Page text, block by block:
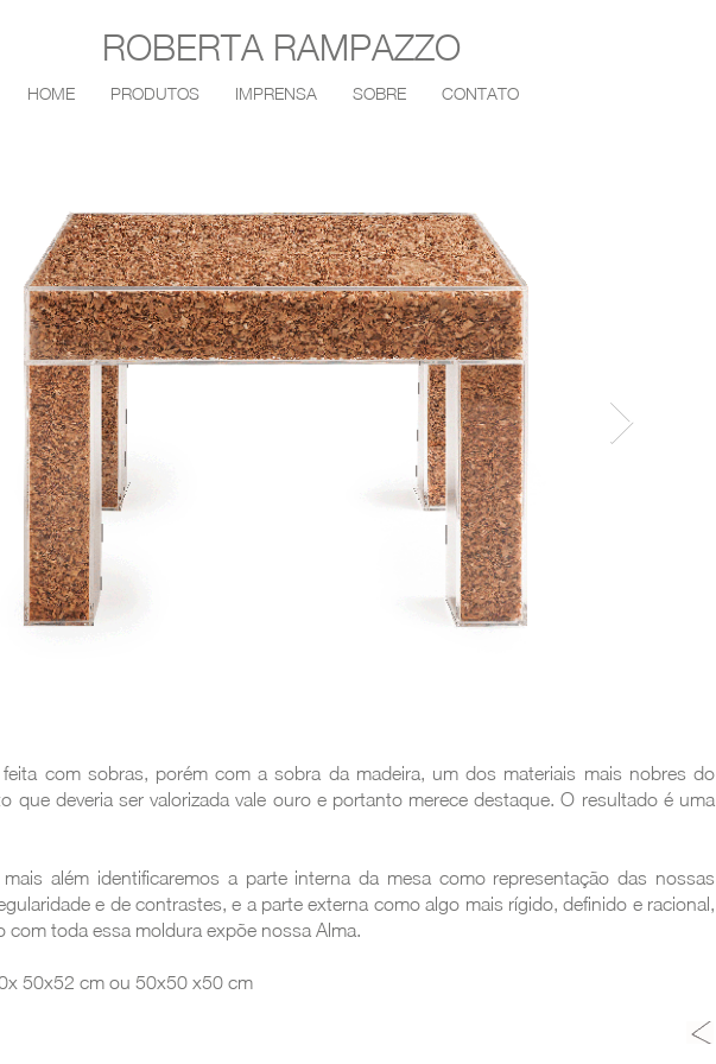
ROBERTA RAMPAZZO
HOME PRODUTOS IMPRENSA SOBRE CONTATO
Alma
com sobras, porém com a sobra da madeira, um dos materiais mais nobres do
que deveria ser valorizada vale ouro e portanto merece destaque. O resultado é uma
além identificaremos a parte interna da mesa como representação das nossas
e de contrastes, e a parte externa como algo mais rígido, definido e racional,
com toda essa moldura expõe nossa Alma.
50x52 cm ou 50x50 x50 cm